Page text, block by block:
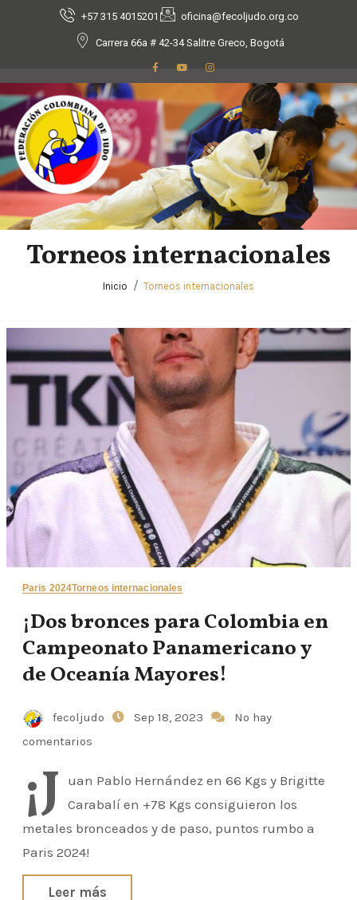
+57 315 4015201 oficina@fecoljudo.org.co
Carrera 66a # 42-34 Salitre Greco, Bogotá
Torneos internacionales
Inicio Torneos internacionales
Paris 2024Torneos internacionales
¡Dos bronces para Colombia en
Campeonato Panamericano y
de Oceanía Mayores!
fecoljudo Sep 18, 2023
No hay
comentarios
¡J
uan Pablo Hernández en 66 Kgs y Brigitte
Carabalí en +78 Kgs consiguieron los
metales bronceados y de paso, puntos rumbo a
Paris 2024!
Leer más